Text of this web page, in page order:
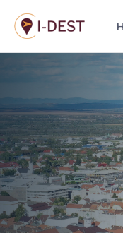
Ugrás
a
tartalomra